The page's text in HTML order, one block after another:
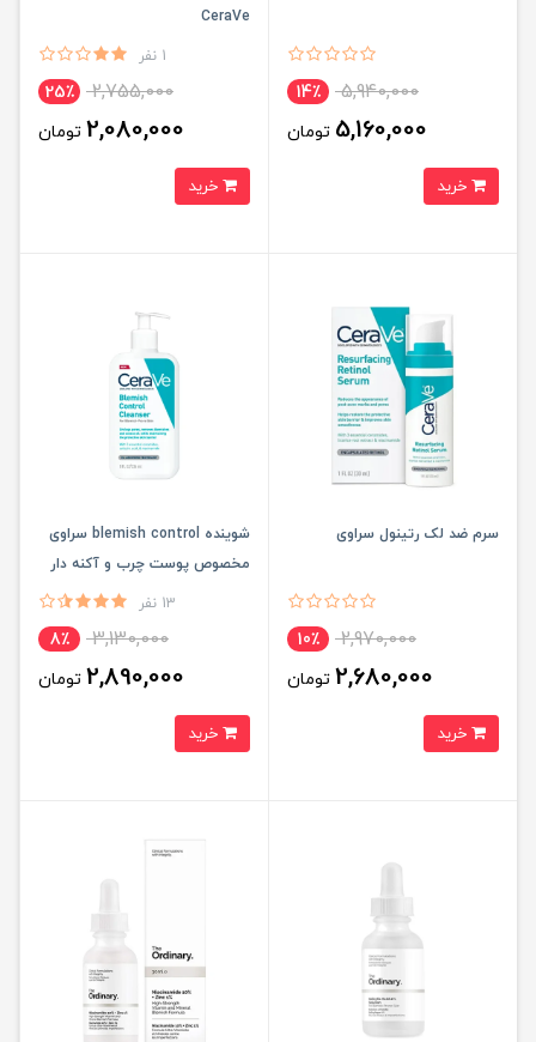
5,940,000 14٪
5,160,000 تومان
CeraVe
1 نفر
2,755,000 25٪
2,080,000 تومان
سرم ضد لک رتینول سراوی
2,970,000 10٪
2,680,000 تومان
شوینده blemish control سراوی
مخصوص پوست چرب و آکنه دار
13 نفر
3,130,000 8٪
2,890,000 تومان